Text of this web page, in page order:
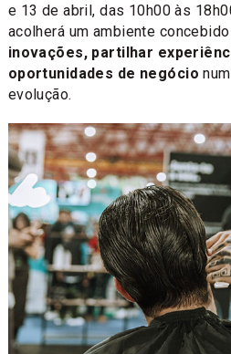
e 13 de abril, das 10h00 às
acolherá um ambiente
inovações, partilhar
oportunidades de negócio
evolução.